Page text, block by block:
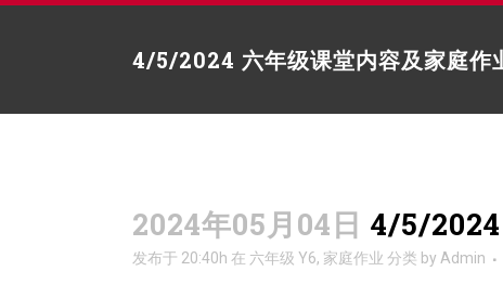
4/5/2024 六年级课堂内容及家庭作
2024年05月04日 4/5/2024
发布于 20:40h 在 六年级 Y6, 家庭作业 分类 by Admin